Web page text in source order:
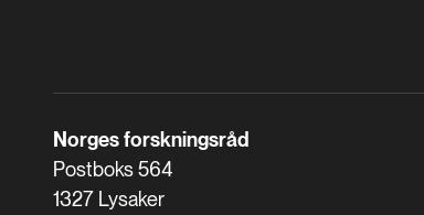
Norges forskningsråd
Postboks 564
1327 Lysaker